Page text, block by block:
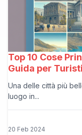
Top 10 Cose
Guida per Turisti
Una delle città più
luogo in...
20 Feb 2024